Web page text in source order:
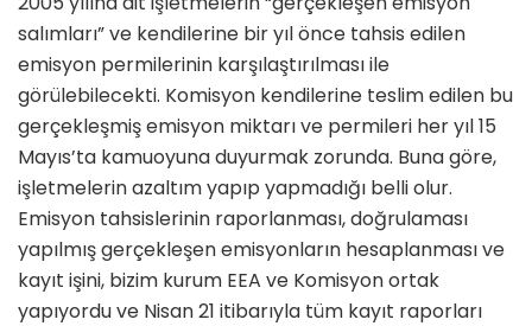
salımları” ve kendilerine bir yıl önce tahsis edilen
emisyon permilerinin karşılaştırılması ile
görülebilecekti. Komisyon kendilerine teslim edilen bu
gerçekleşmiş emisyon miktarı ve permileri her yıl 15
Mayıs’ta kamuoyuna duyurmak zorunda. Buna göre,
işletmelerin azaltım yapıp yapmadığı belli olur.
Emisyon tahsislerinin raporlanması, doğrulaması
yapılmış gerçekleşen emisyonların hesaplanması ve
kayıt işini, bizim kurum EEA ve Komisyon ortak
yapıyordu ve Nisan 21 itibarıyla tüm kayıt raporları